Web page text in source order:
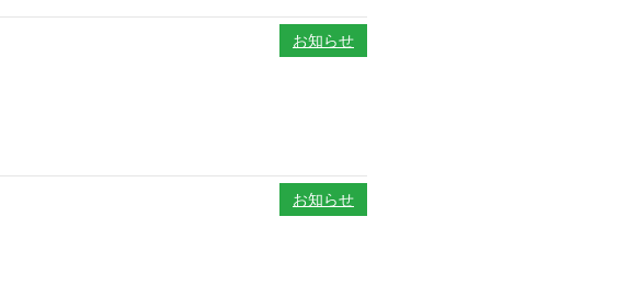
お知らせ
お知らせ